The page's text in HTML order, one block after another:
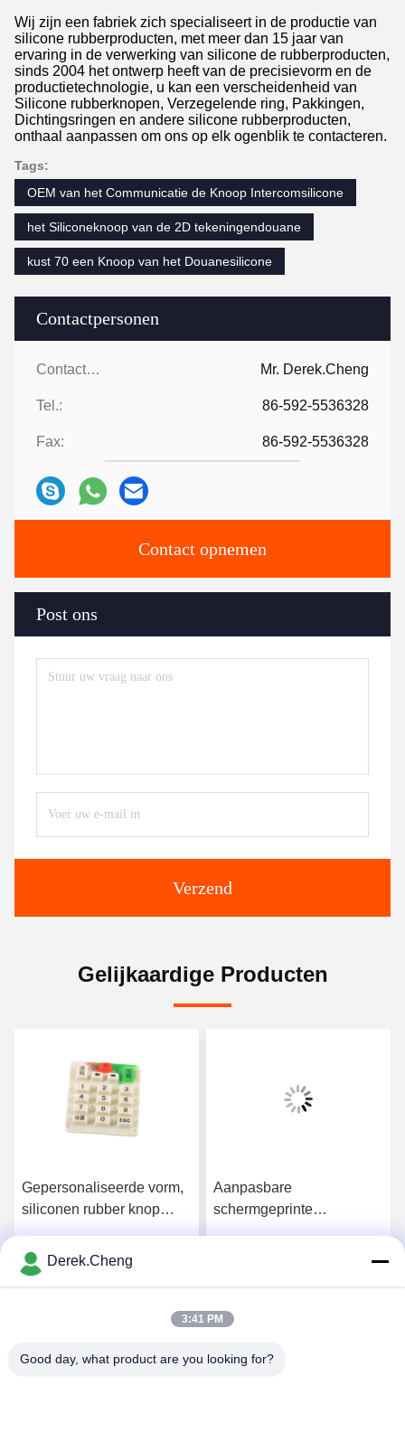
Contactpersonen
Contactpersonen: Mr. Derek.Cheng
Tel.: 86-592-5536328
Fax: 86-592-5536328
Contact opnemen
Post ons
Verzend
Wij zijn een fabriek zich specialiseert in de productie van
silicone rubberproducten, met meer dan 15 jaar van
ervaring in de verwerking van silicone de rubberproducten,
sinds 2004 het ontwerp heeft van de precisievorm en de
productietechnologie, u kan een verscheidenheid van
Silicone rubberknopen, Verzegelende ring, Pakkingen,
Dichtingsringen en andere silicone rubberproducten,
onthaal aanpassen om ons op elk ogenblik te contacteren.
Tags:
OEM van het Communicatie de Knoop Intercomsilicone
het Siliconeknoop van de 2D tekeningendouane
kust 70 een Knoop van het Douanesilicone
Gelijkaardige Producten
Gepersonaliseerde vorm,
siliconen rubber knop
siliconen rubber
toetsenbord, waterdicht
Krijg Beste Prijs
Aanpasbare
schermgeprinte
Derek.Cheng
3:41 PM
Good day, what product are you looking for?